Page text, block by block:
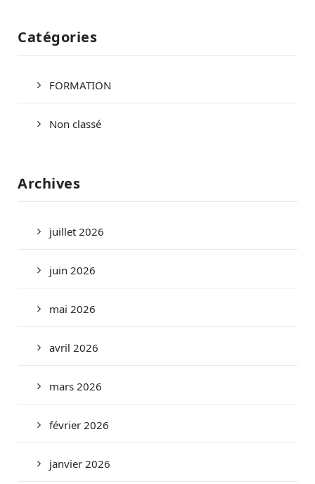
Catégories
FORMATION
Non classé
Archives
juillet 2026
juin 2026
mai 2026
avril 2026
mars 2026
février 2026
janvier 2026